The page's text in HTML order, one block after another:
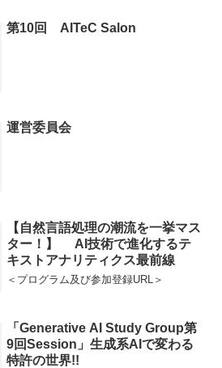
第10回 AITeC Salon
運営委員会
【自然言語処理の潮流を一挙マス
ター！】 AI技術で進化するテ
キストアナリティクス最前線
＜プログラム及び参加登録URL＞
「Generative AI Study Group第
9回Session」生成系AIで変わる
特許の世界!!